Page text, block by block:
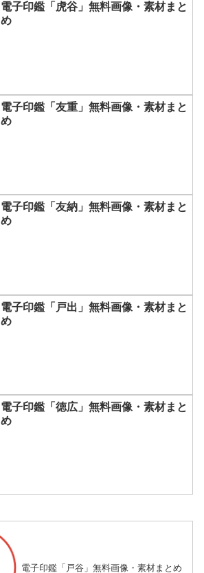
電子印鑑「虎谷」無料画像・素材まと
め
電子印鑑「友重」無料画像・素材まと
め
電子印鑑「友納」無料画像・素材まと
め
電子印鑑「戸出」無料画像・素材まと
め
電子印鑑「徳広」無料画像・素材まと
め
電子印鑑「戸谷」無料画像・素材まとめ